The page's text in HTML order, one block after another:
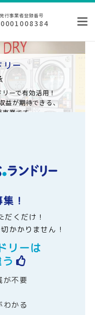
行事業者登録番号
リー
ーで有効活用！
益が期待できる、
業です。
！
くだけ！
かかりません！
リーは
が不要
わかる